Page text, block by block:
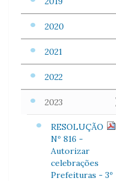
2020
2021
2022
2023
RESOLUÇÃO
Nº 816 -
Autorizar
celebrações
Prefeituras - 3º